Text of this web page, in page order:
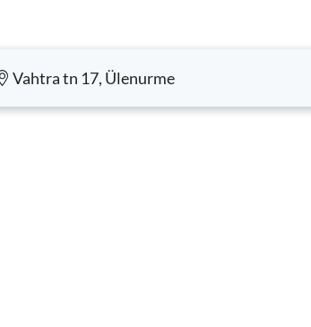
Vahtra tn 17, Ülenurme